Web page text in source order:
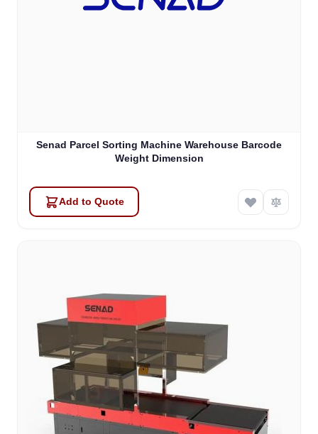
Senad Parcel Sorting Machine Warehouse Barcode
Weight Dimension
Add to Quote